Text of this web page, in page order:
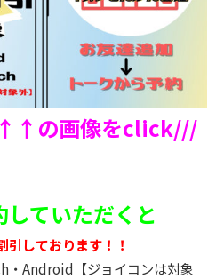
の画像をclick///
ていただくと
引しております！！
Android【ジョイコンは対象